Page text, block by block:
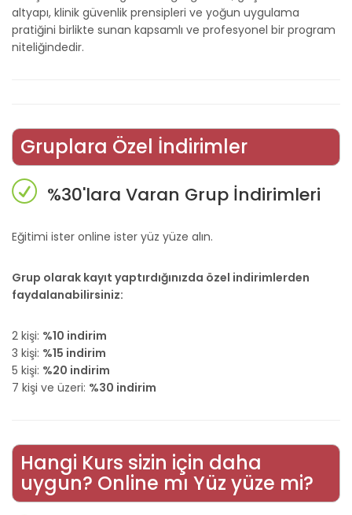
altyapı, klinik güvenlik prensipleri ve yoğun uygulama
pratiğini birlikte sunan kapsamlı ve profesyonel bir program
niteliğindedir.
Gruplara Özel İndirimler
%30'lara Varan Grup İndirimleri
Eğitimi ister online ister yüz yüze alın.
Grup olarak kayıt yaptırdığınızda özel indirimlerden
faydalanabilirsiniz:
2 kişi: %10 indirim
3 kişi: %15 indirim
5 kişi: %20 indirim
7 kişi ve üzeri: %30 indirim
Hangi Kurs sizin için daha
uygun? Online mı Yüz yüze mi?